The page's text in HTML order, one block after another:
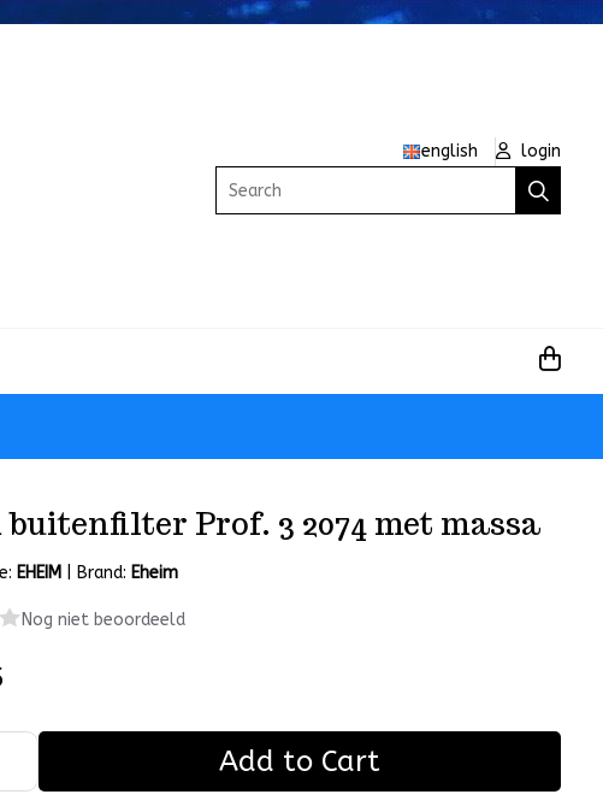
english
login
Search
Prof. 3 2074 met massa
EHEIM Brand: Eheim
Nog niet beoordeeld
Add to Cart